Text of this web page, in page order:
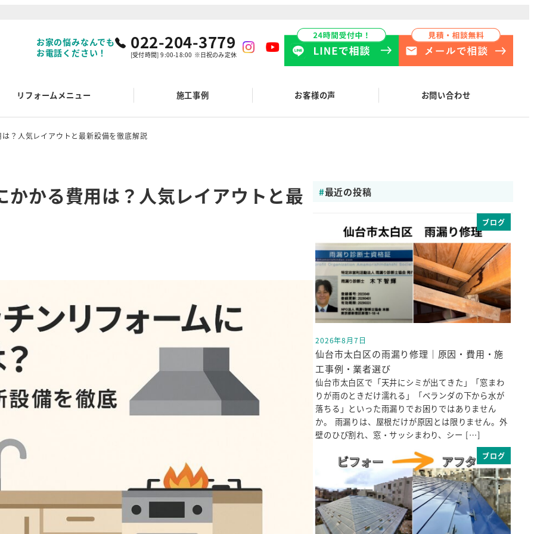
お家の悩みなんでも
お電話ください！
022-204-3779
[受付時間] 9:00-18:00 ※日祝のみ定休
リフォームメニュー 施工事例 お客様の声 お問い合わせ
？人気レイアウトと最新設備を徹底解説
かる費用は？人気レイアウトと最 最近の投稿
ブログ
投稿日
2026年8月7日
仙台市太白区の雨漏り修理｜原因・費用・施
工事例・業者選び
仙台市太白区で「天井にシミが出てきた」「窓まわ
りが雨のときだけ濡れる」「ベランダの下から水が
落ちる」といった雨漏りでお困りではありません
か。 雨漏りは、屋根だけが原因とは限りません。外
壁のひび割れ、窓・サッシまわり、シー […]
ブログ